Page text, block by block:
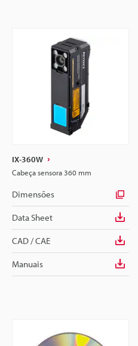
IX-360W
Cabeça sensora 360 mm
Dimensões
Data Sheet
CAD / CAE
Manuais